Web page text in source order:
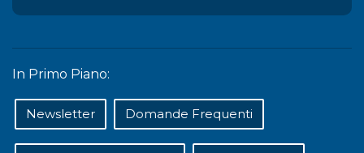
In Primo Piano:
Newsletter Domande Frequenti